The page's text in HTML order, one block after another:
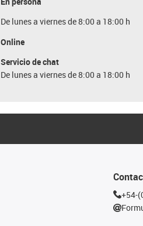
De lunes a viernes de 8:00 a 18:00 h
Online
Servicio de chat
De lunes a viernes de 8:00 a 18:00 h
+54-